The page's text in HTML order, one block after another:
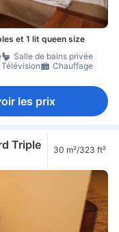
et 1 lit queen size
Salle de bains privée
Télévision
Chauffage
les prix
Triple
30 m²/323 ft²